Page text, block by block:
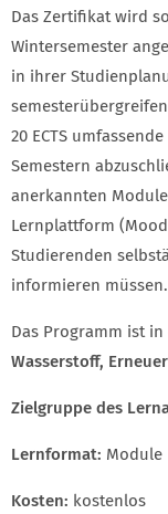
Das Zertifikat wird
Wintersemester
in ihrer
20 ECTS
Semestern
anerkannten
Lernplattform
Studierenden
informieren müssen.
Das Programm ist
Wasserstoff,
Zielgruppe des
Lernformat: Module
Kosten: kostenlos